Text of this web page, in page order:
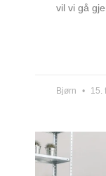
vil vi gå
Bjørn 15.